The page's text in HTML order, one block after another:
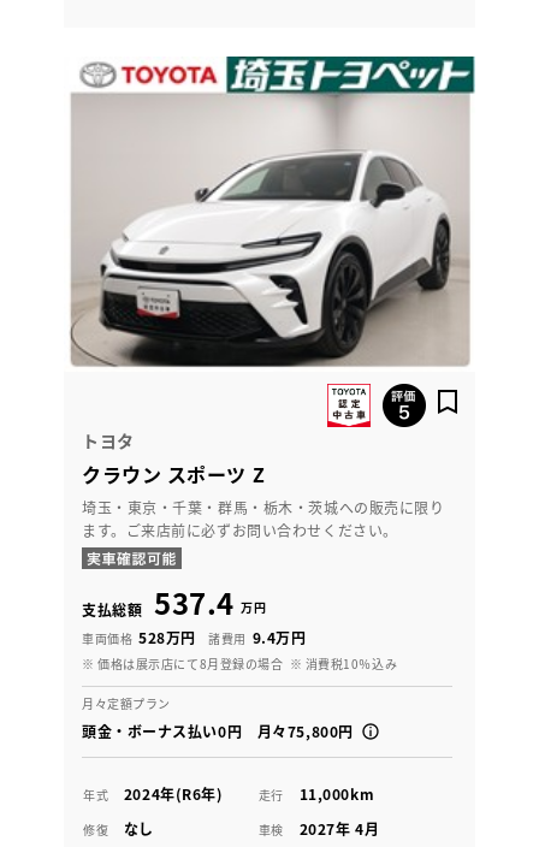
トヨタ
クラウン スポーツ Z
埼玉・東京・千葉・群馬・栃木・茨城への販売に限り
ます。ご来店前に必ずお問い合わせください。
支払総額 537.4 万円
車両価格 528万円 諸費用 9.4万円
※ 価格は展示店にて8月登録の場合 ※ 消費税10％込み
月々定額プラン
頭金・ボーナス払い0円 月々75,800円
年式 2024年(R6年) 走行 11,000km
修復 なし 車検 2027年 4月